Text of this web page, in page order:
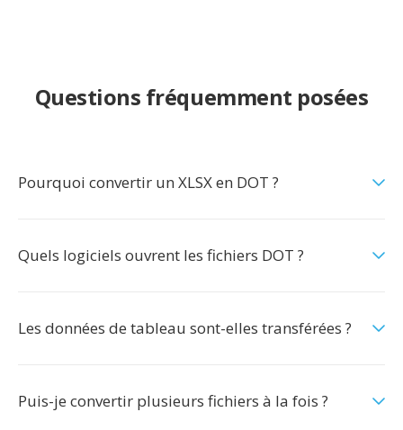
Questions fréquemment posées
Pourquoi convertir un XLSX en DOT ?
Quels logiciels ouvrent les fichiers DOT ?
Les données de tableau sont-elles transférées ?
Puis-je convertir plusieurs fichiers à la fois ?